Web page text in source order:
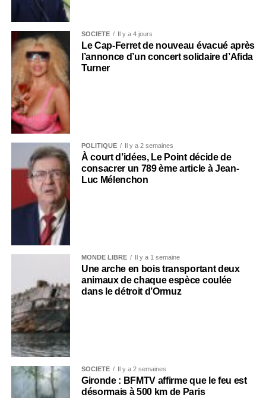
SOCIÉTÉ Il y a 4 jours
Le Cap-Ferret de nouveau évacué après
l’annonce d’un concert solidaire d’Afida
Turner
POLITIQUE Il y a 2 semaines
À court d’idées, Le Point décide de
consacrer un 789 ème article à Jean-
Luc Mélenchon
MONDE LIBRE Il y a 1 semaine
Une arche en bois transportant deux
animaux de chaque espèce coulée
dans le détroit d’Ormuz
SOCIÉTÉ Il y a 2 semaines
Gironde : BFMTV affirme que le feu est
désormais à 500 km de Paris